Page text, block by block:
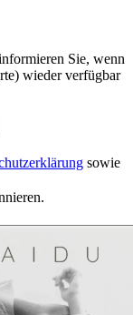
Sie, wenn
wieder verfügbar
sowie